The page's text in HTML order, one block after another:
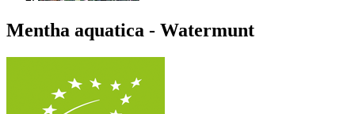
Mentha aquatica - Watermunt